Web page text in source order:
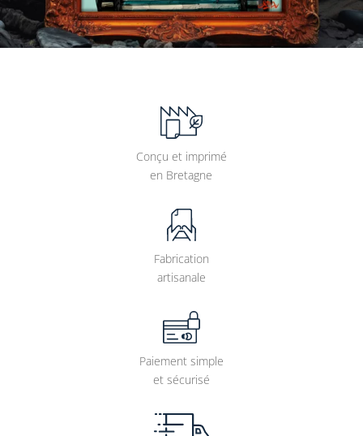
Conçu et imprimé
en Bretagne
Fabrication
artisanale
Paiement simple
et sécurisé